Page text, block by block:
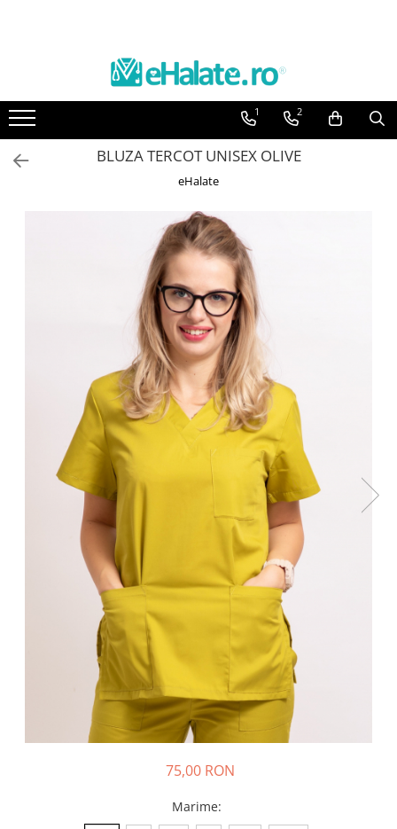
Toate Produsele
Bluze Unisex
Costume Unisex
Bluze unisex cu imprimeuri
Halate medicale femei
Halate medicale barbati
Halate medicale P2 cu fluturas
Halate medicale cu nasturi
Halate medicale cu fermoar
Halate medicale polar - unisex
Halate medicale albe
Fuste, Sarafane
Fuste medicale
Sarafane medicale
Veste de lucru
Jachete de lucru
1 2
BLUZA TERCOT UNISEX OLIVE
eHalate
75,00 RON
Marime: